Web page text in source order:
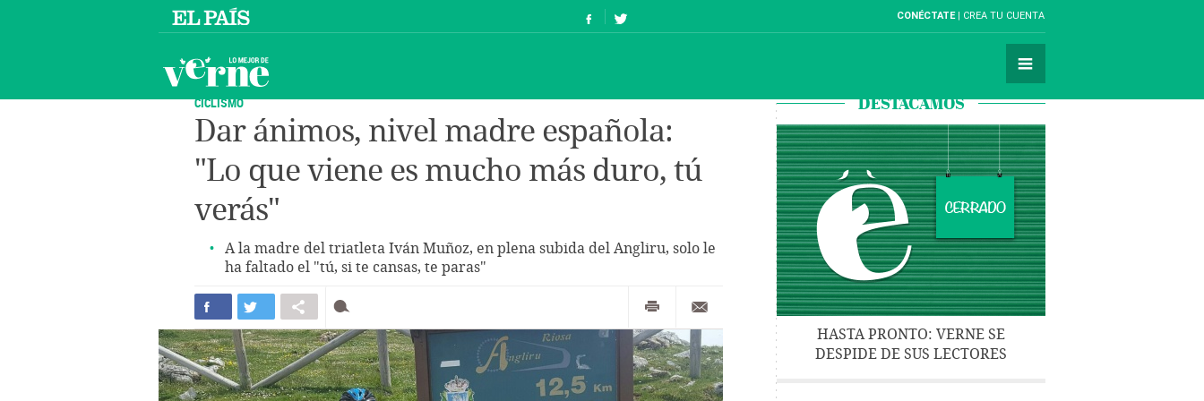
CONÉCTATE CREA TU CUENTA
CICLISMO
Dar ánimos, nivel madre española:
"Lo que viene es mucho más duro, tú
verás"
A la madre del triatleta Iván Muñoz, en plena subida del Angliru, solo le
ha faltado el "tú, si te cansas, te paras"
DESTACAMOS
HASTA PRONTO: VERNE SE
DESPIDE DE SUS LECTORES